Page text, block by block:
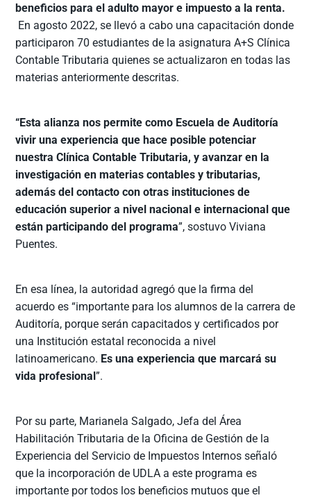
beneficios para el adulto mayor e impuesto a la renta.
En agosto 2022, se llevó a cabo una capacitación donde
participaron 70 estudiantes de la asignatura A+S Clínica
Contable Tributaria quienes se actualizaron en todas las
materias anteriormente descritas.
“Esta alianza nos permite como Escuela de Auditoría
vivir una experiencia que hace posible potenciar
nuestra Clínica Contable Tributaria, y avanzar en la
investigación en materias contables y tributarias,
además del contacto con otras instituciones de
educación superior a nivel nacional e internacional que
están participando del programa”, sostuvo Viviana
Puentes.
En esa línea, la autoridad agregó que la firma del
acuerdo es “importante para los alumnos de la carrera de
Auditoría, porque serán capacitados y certificados por
una Institución estatal reconocida a nivel
latinoamericano. Es una experiencia que marcará su
vida profesional”.
Por su parte, Marianela Salgado, Jefa del Área
Habilitación Tributaria de la Oficina de Gestión de la
Experiencia del Servicio de Impuestos Internos señaló
que la incorporación de UDLA a este programa es
importante por todos los beneficios mutuos que el